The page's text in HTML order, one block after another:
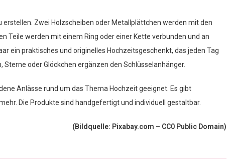
Zwei Holzscheiben oder Metallplättchen werden mit den
Teile werden mit einem Ring oder einer Kette verbunden und an
ein praktisches und originelles Hochzeitsgeschenkt, das jeden Tag
oder Glöckchen ergänzen den Schlüsselanhänger.
Anlässe rund um das Thema Hochzeit geeignet. Es gibt
Die Produkte sind handgefertigt und individuell gestaltbar.
(Bildquelle: Pixabay.com – CC0 Public Domain)